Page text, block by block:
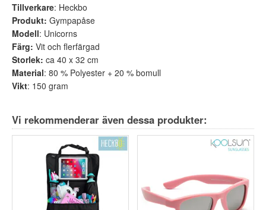
Tillverkare: Heckbo
Produkt: Gympapåse
Modell: Unicorns
Färg: Vit och flerfärgad
Storlek: ca 40 x 32 cm
Material: 80 % Polyester + 20 % bomull
Vikt: 150 gram
Vi rekommenderar även dessa produkter: